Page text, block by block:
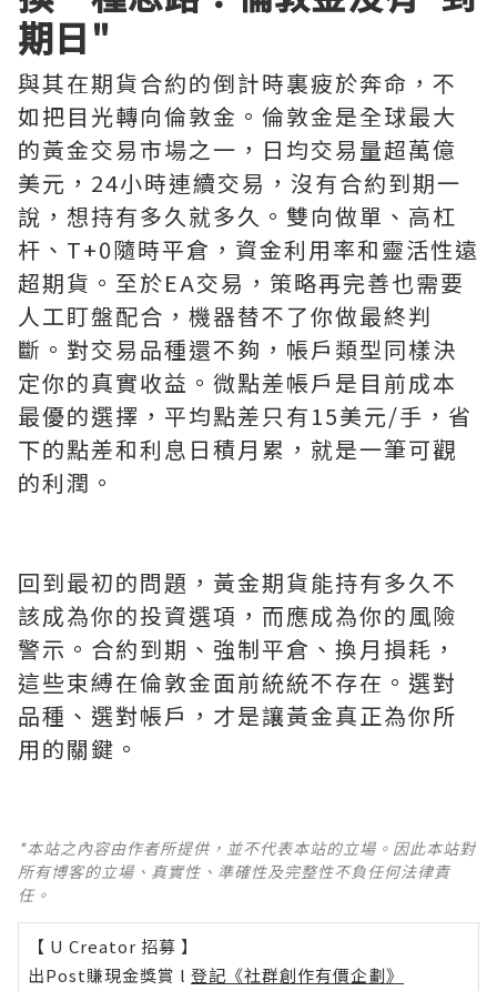
期日"
與其在期貨合約的倒計時裏疲於奔命，不
如把目光轉向倫敦金。倫敦金是全球最大
的黃金交易市場之一，日均交易量超萬億
美元，24小時連續交易，沒有合約到期一
說，想持有多久就多久。雙向做單、高杠
杆、T+0隨時平倉，資金利用率和靈活性遠
超期貨。至於EA交易，策略再完善也需要
人工盯盤配合，機器替不了你做最終判
斷。對交易品種還不夠，帳戶類型同樣決
定你的真實收益。微點差帳戶是目前成本
最優的選擇，平均點差只有15美元/手，省
下的點差和利息日積月累，就是一筆可觀
的利潤。
回到最初的問題，黃金期貨能持有多久不
該成為你的投資選項，而應成為你的風險
警示。合約到期、強制平倉、換月損耗，
這些束縛在倫敦金面前統統不存在。選對
品種、選對帳戶，才是讓黃金真正為你所
用的關鍵。
*本站之內容由作者所提供，並不代表本站的立場。因此本站對
所有博客的立場、真實性、準確性及完整性不負任何法律責
任。
【 U Creator 招募 】
出Post賺現金獎賞 l 登記《社群創作有價企劃》